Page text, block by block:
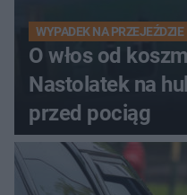
WYPADEK NA PRZEJEŹDZIE
O włos od
Nastolatek na
przed pociąg